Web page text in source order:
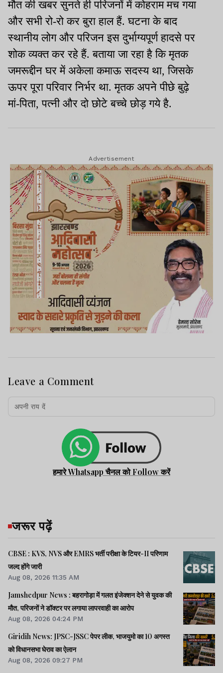
मौत की खबर सुनते ही परिजनों में कोहराम मच गया
और सभी रो-रो कर बुरा हाल हैं. घटना के बाद
स्थानीय लोग और परिजन इस दुर्भाग्यपूर्ण हादसे पर
शोक व्यक्त कर रहे हैं. बताया जा रहा है कि मृतक
जमरूद्दीन घर में अकेला कमाऊ सदस्य था, जिसके
ऊपर पूरा परिवार निर्भर था. मृतक अपने पीछे बुढ़े
मां-पिता, पत्नी और दो छोटे बच्चे छोड़ गये है.
Advertisement
Leave a Comment
हमारे Whatsapp चैनल को Follow करें
जरूर पढ़ें
CBSE : KVS, NVS और EMRS भर्ती परीक्षा के टियर-II परिणाम
जल्द होंगे जारी
Aug 08, 2026 11:35 AM
Jamshedpur News : बहरागोड़ा में गलत इंजेक्शन देने से युवक की
मौत, परिजनों ने डॉक्टर पर लगाया लापरवाही का आरोप
Aug 08, 2026 04:24 PM
Giridih News: JPSC-JSSC पेपर लीक, भाजयुमो का 10 अगस्त
को विधानसभा घेराव का ऐलान
Aug 08, 2026 09:27 PM